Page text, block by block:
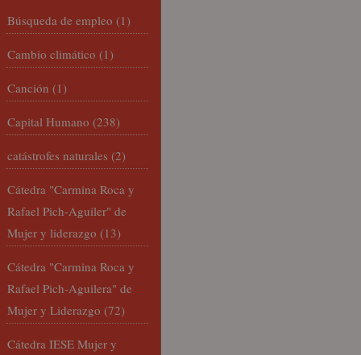
Búsqueda de empleo (1)
Cambio climático (1)
Canción (1)
Capital Humano (238)
catástrofes naturales (2)
Cátedra "Carmina Roca y
Rafael Pich-Aguiler" de
Mujer y liderazgo (13)
Cátedra "Carmina Roca y
Rafael Pich-Aguilera" de
Mujer y Liderazgo (72)
Cátedra IESE Mujer y